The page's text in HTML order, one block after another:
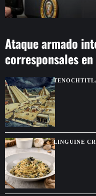
Ataque armado
corresponsales
Washington
DEJÓ SIN
LINGUINE
ALCACHOFA,
RESTAURANTE